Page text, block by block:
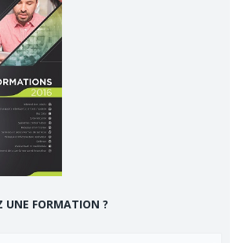
UNE FORMATION ?